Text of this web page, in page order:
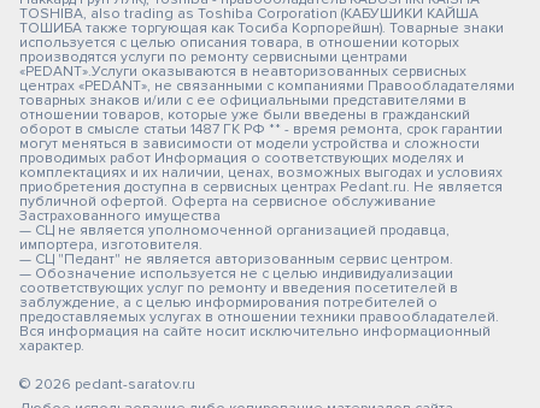
TOSHIBA, also trading as Toshiba Corporation (КАБУШИКИ КАЙША
ТОШИБА также торгующая как Тосиба Корпорейшн). Товарные знаки
используется с целью описания товара, в отношении которых
производятся услуги по ремонту сервисными центрами
«PEDANT».Услуги оказываются в неавторизованных сервисных
центрах «PEDANT», не связанными с компаниями Правообладателями
товарных знаков и/или с ее официальными представителями в
отношении товаров, которые уже были введены в гражданский
оборот в смысле статьи 1487 ГК РФ ** - время ремонта, срок гарантии
могут меняться в зависимости от модели устройства и сложности
проводимых работ Информация о соответствующих моделях и
комплектациях и их наличии, ценах, возможных выгодах и условиях
приобретения доступна в сервисных центрах Pedant.ru. Не является
публичной офертой. Оферта на сервисное обслуживание
Застрахованного имущества
— СЦ не является уполномоченной организацией продавца,
импортера, изготовителя.
— СЦ "Педант" не является авторизованным сервис центром.
— Обозначение используется не с целью индивидуализации
соответствующих услуг по ремонту и введения посетителей в
заблуждение, а с целью информирования потребителей о
предоставляемых услугах в отношении техники правообладателей.
Вся информация на сайте носит исключительно информационный
характер.
© 2026 pedant-saratov.ru